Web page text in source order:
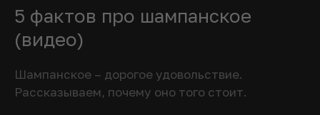
5 фактов про шампанское
(видео)
Шампанское – дорогое удовольствие.
Рассказываем, почему оно того стоит.